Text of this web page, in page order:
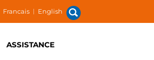
Francais | English
ASSISTANCE